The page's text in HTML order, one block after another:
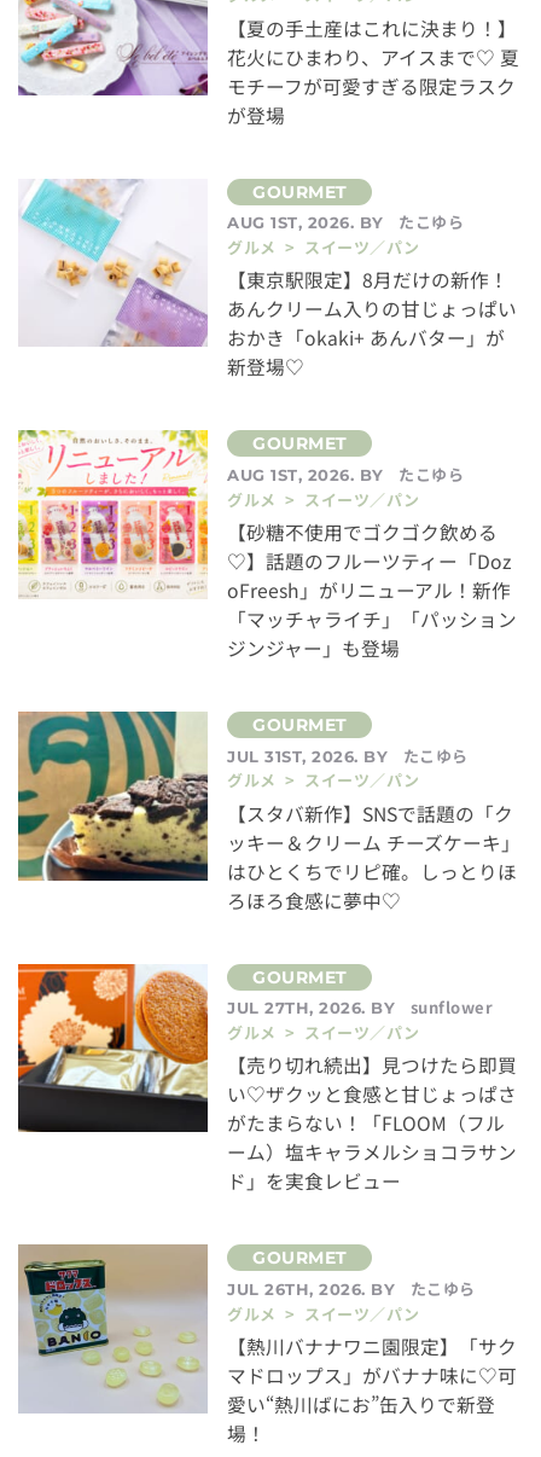
【夏の手土産はこれに決まり！】
花火にひまわり、アイスまで♡ 夏
モチーフが可愛すぎる限定ラスク
が登場
AUG 1ST, 2026. BY
たこゆら
グルメ > スイーツ／パン
【東京駅限定】8月だけの新作！
あんクリーム入りの甘じょっぱい
おかき「okaki+ あんバター」が
新登場♡
AUG 1ST, 2026. BY
たこゆら
グルメ > スイーツ／パン
【砂糖不使用でゴクゴク飲める
♡】話題のフルーツティー「Doz
oFreesh」がリニューアル！新作
「マッチャライチ」「パッション
ジンジャー」も登場
JUL 31ST, 2026. BY
たこゆら
グルメ > スイーツ／パン
【スタバ新作】SNSで話題の「ク
ッキー＆クリーム チーズケーキ」
はひとくちでリピ確。しっとりほ
ろほろ食感に夢中♡
JUL 27TH, 2026. BY
sunflower
グルメ > スイーツ／パン
【売り切れ続出】見つけたら即買
い♡ザクッと食感と甘じょっぱさ
がたまらない！「FLOOM（フル
ーム）塩キャラメルショコラサン
ド」を実食レビュー
JUL 26TH, 2026. BY
たこゆら
グルメ > スイーツ／パン
【熱川バナナワニ園限定】「サク
マドロップス」がバナナ味に♡可
愛い“熱川ばにお”缶入りで新登
場！